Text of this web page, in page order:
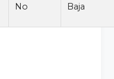
No Baja